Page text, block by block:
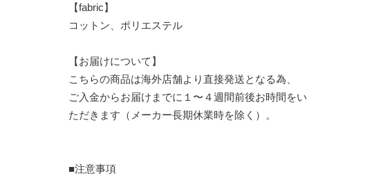
【fabric】
コットン、ポリエステル
【お届けについて】
こちらの商品は海外店舗より直接発送となる為、
ご入金からお届けまでに１〜４週間前後お時間をい
ただきます（メーカー長期休業時を除く）。
■注意事項